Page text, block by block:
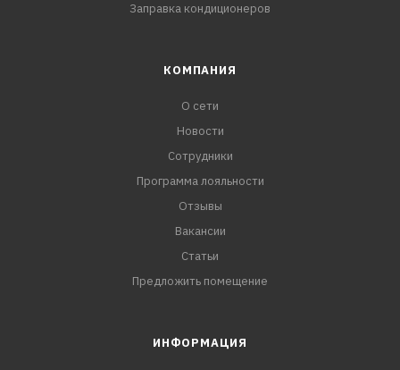
Заправка кондиционеров
КОМПАНИЯ
О сети
Новости
Сотрудники
Программа лояльности
Отзывы
Вакансии
Статьи
Предложить помещение
ИНФОРМАЦИЯ